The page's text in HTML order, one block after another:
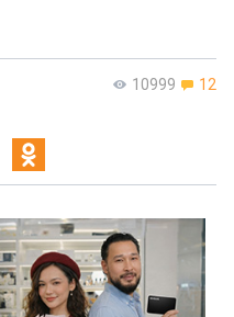
10999 12